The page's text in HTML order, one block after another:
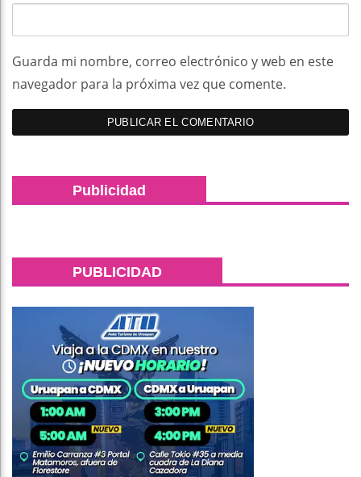
Guarda mi nombre, correo electrónico y web en este
navegador para la próxima vez que comente.
Publicidad
PUBLICIDAD